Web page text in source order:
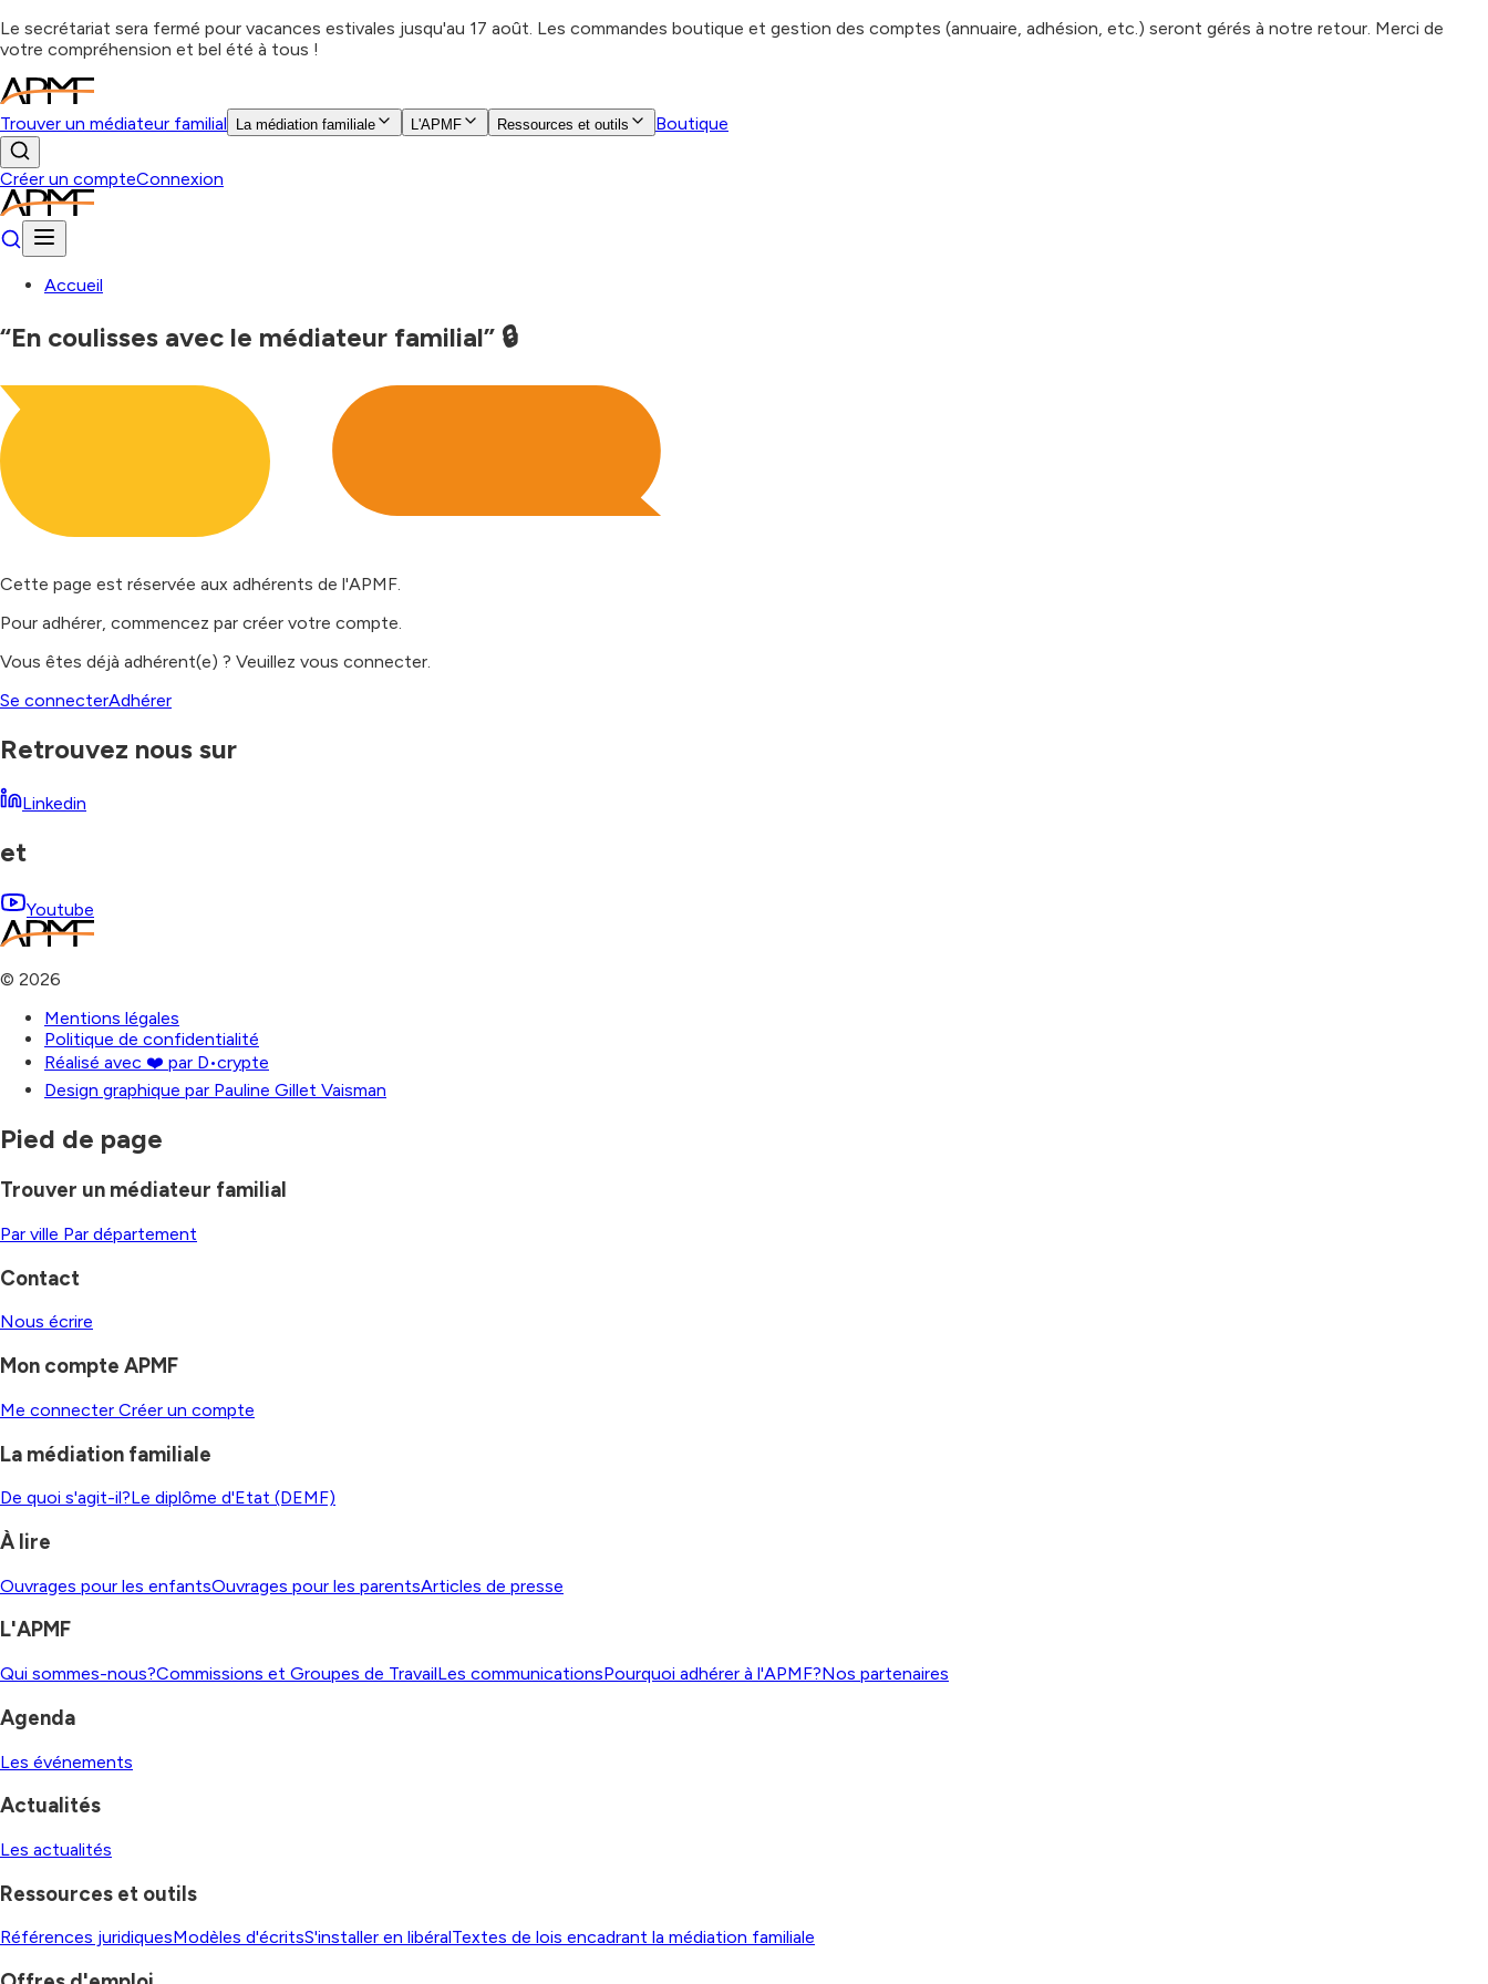
Le secrétariat sera fermé pour vacances estivales jusqu'au 17 août. Les commandes boutique et gestion des comptes (annuaire, adhésion, etc.) seront gérés à notre retour. Merci de
votre compréhension et bel été à tous !
Trouver un médiateur familial La médiation familiale L'APMF Ressources et outils Boutique
Créer un compteConnexion
Accueil
“En coulisses avec le médiateur familial” 🔒
Cette page est réservée aux adhérents de l'APMF.
Pour adhérer, commencez par créer votre compte.
Vous êtes déjà adhérent(e) ? Veuillez vous connecter.
Se connecterAdhérer
Retrouvez nous sur
Linkedin
et
Youtube
© 2026
Mentions légales
Politique de confidentialité
Réalisé avec ❤️ par D•crypte
Design graphique par Pauline Gillet Vaisman
Pied de page
Trouver un médiateur familial
Par ville Par département
Contact
Nous écrire
Mon compte APMF
Me connecter Créer un compte
La médiation familiale
De quoi s'agit-il?Le diplôme d'Etat (DEMF)
À lire
Ouvrages pour les enfantsOuvrages pour les parentsArticles de presse
L'APMF
Qui sommes-nous?Commissions et Groupes de TravailLes communicationsPourquoi adhérer à l'APMF?Nos partenaires
Agenda
Les événements
Actualités
Les actualités
Ressources et outils
Références juridiquesModèles d'écritsS'installer en libéralTextes de lois encadrant la médiation familiale